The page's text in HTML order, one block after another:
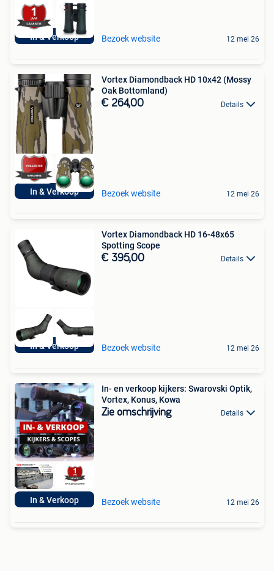
In & Verkoop Bezoek website 12 mei 26
In & Verkoop
Vortex Diamondback HD 10x42 (Mossy
Oak Bottomland)
€ 264,00 Details
Bezoek website 12 mei 26
In & Verkoop
Vortex Diamondback HD 16-48x65
Spotting Scope
€ 395,00 Details
Bezoek website 12 mei 26
In & Verkoop
In- en verkoop kijkers: Swarovski Optik,
Vortex, Konus, Kowa
Zie omschrijving Details
Bezoek website 12 mei 26